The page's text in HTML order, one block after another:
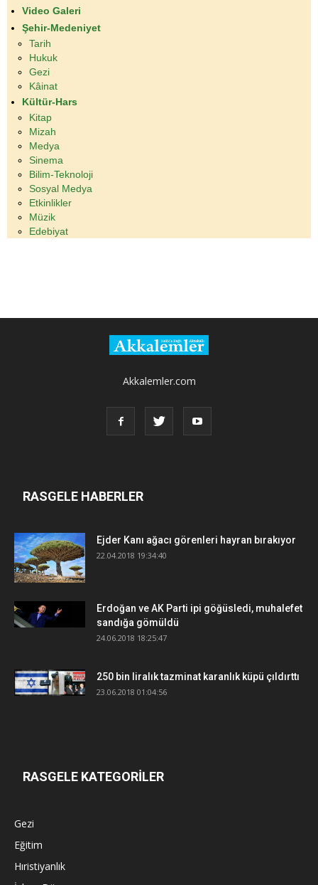
Video Galeri
Şehir-Medeniyet
Tarih
Hukuk
Gezi
Kâinat
Kültür-Hars
Kitap
Mizah
Medya
Sinema
Bilim-Teknoloji
Sosyal Medya
Etkinlikler
Müzik
Edebiyat
Akkalemler.com
RASGELE HABERLER
Ejder Kanı ağacı görenleri hayran bırakıyor
22.04.2018 19:34:40
Erdoğan ve AK Parti ipi göğüsledi, muhalefet
sandığa gömüldü
24.06.2018 18:25:47
250 bin liralık tazminat karanlık küpü çıldırttı
23.06.2018 01:04:56
RASGELE KATEGORİLER
Gezi
Eğitim
Hıristiyanlık